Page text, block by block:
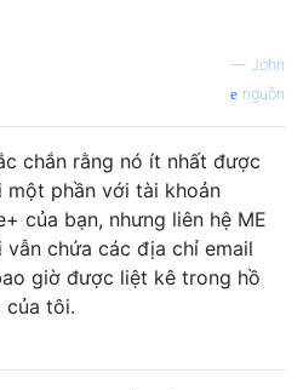
— John
nguồn
chắn rằng nó ít nhất được
một phần với tài khoản
của bạn, nhưng liên hệ ME
vẫn chứa các địa chỉ email
giờ được liệt kê trong hồ
của tôi.